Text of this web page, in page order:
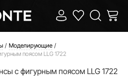
Моделирующие
поясом LLG 1722
с фигурным поясом LLG 1722